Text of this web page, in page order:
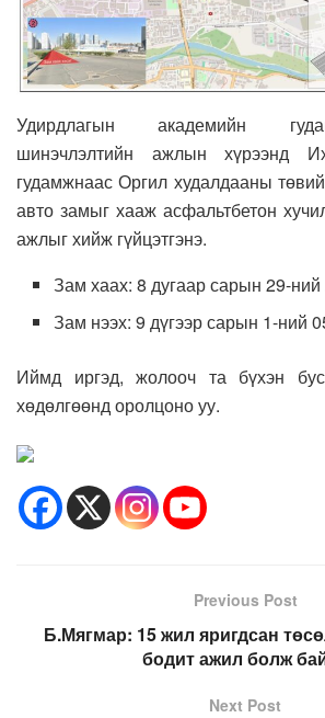
Удирдлагын академийн
шинэчлэлтийн ажлын хүрээнд
гудамжнаас Оргил худалдааны
авто замыг хааж асфальтбетон
ажлыг хийж гүйцэтгэнэ.
Зам хаах: 8 дугаар сарын 29-ний
Зам нээх: 9 дүгээр сарын 1-ний
Иймд иргэд, жолооч та бүхэн
хөдөлгөөнд оролцоно уу.
Previous Post
Б.Мягмар: 15 жил яригдсан
бодит ажил болж
Next Post